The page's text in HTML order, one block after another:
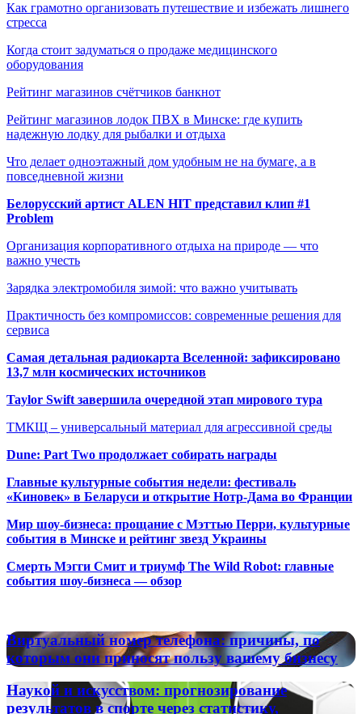
Как грамотно организовать путешествие и избежать лишнего
стресса
Когда стоит задуматься о продаже медицинского
оборудования
Рейтинг магазинов счётчиков банкнот
Рейтинг магазинов лодок ПВХ в Минске: где купить
надежную лодку для рыбалки и отдыха
Что делает одноэтажный дом удобным не на бумаге, а в
повседневной жизни
Белорусский артист ALEN HIT представил клип #1
Problem
Организация корпоративного отдыха на природе — что
важно учесть
Зарядка электромобиля зимой: что важно учитывать
Практичность без компромиссов: современные решения для
сервиса
Самая детальная радиокарта Вселенной: зафиксировано
13,7 млн космических источников
Taylor Swift завершила очередной этап мирового тура
ТМКЩ – универсальный материал для агрессивной среды
Dune: Part Two продолжает собирать награды
Главные культурные события недели: фестиваль
«Киновек» в Беларуси и открытие Нотр-Дама во Франции
Мир шоу-бизнеса: прощание с Мэттью Перри, культурные
события в Минске и рейтинг звезд Украины
Смерть Мэгги Смит и триумф The Wild Robot: главные
события шоу-бизнеса — обзор
Виртуальный
номер
телефона:
причины,
по
которым
Виртуальный номер телефона: причины, по
которым они приносят пользу вашему бизнесу
Наукой
и
Наукой и искусством: прогнозирование
результатов в спорте через статистику,